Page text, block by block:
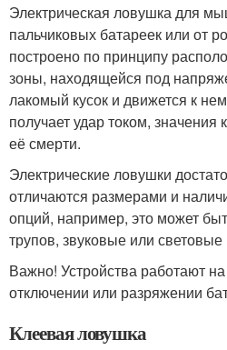
Электрическая ловушка для
пальчиковых батареек или от
построено по принципу
зоны, находящейся под
лакомый кусок и движется к
получает удар током, значения
её смерти.
Электрические ловушки
отличаются размерами и
опций, например, это может
трупов, звуковые или
Важно! Устройства работают
отключении или разряжении
Клеевая ловушка